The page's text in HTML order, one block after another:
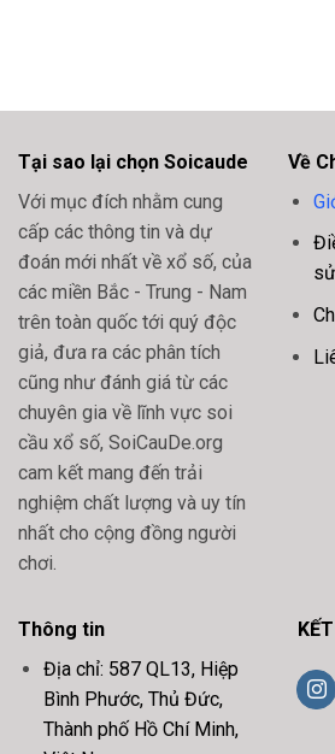
Tại sao lại chọn Soicaude
Với mục đích nhằm cung
cấp các thông tin và dự
đoán mới nhất về xổ số, của
các miền Bắc - Trung - Nam
trên toàn quốc tới quý độc
giả, đưa ra các phân tích
cũng như đánh giá từ các
chuyên gia về lĩnh vực soi
cầu xổ số, SoiCauDe.org
cam kết mang đến trải
nghiệm chất lượng và uy tín
nhất cho cộng đồng người
chơi.
Về
Thông tin
Địa chỉ: 587 QL13, Hiệp
Bình Phước, Thủ Đức,
Thành phố Hồ Chí Minh,